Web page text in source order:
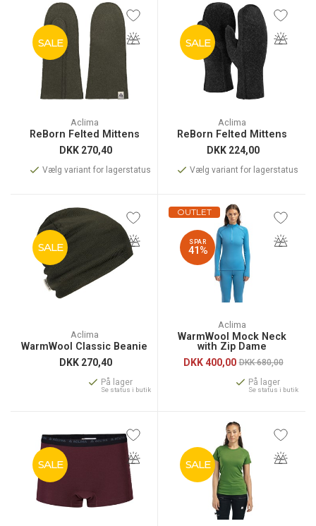
SALE
Aclima
ReBorn Felted Mittens
DKK 270,40
Vælg variant for lagerstatus
SALE
Aclima
ReBorn Felted Mittens
DKK 224,00
Vælg variant for lagerstatus
SALE
Aclima
WarmWool Classic Beanie
DKK 270,40
På lager
Se status i butik
OUTLET
SPAR
41%
Aclima
WarmWool Mock Neck
with Zip Dame
DKK400,00 DKK 680,00
På lager
Se status i butik
SALE SALE